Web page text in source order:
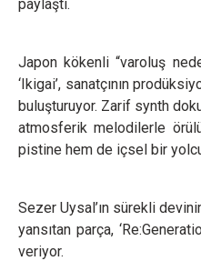
paylaştı.
Japon kökenli “varoluş
‘Ikigai’, sanatçının
buluşturuyor. Zarif synth
atmosferik melodilerle
pistine hem de içsel bir
Sezer Uysal’ın sürekli
yansıtan parça,
veriyor.